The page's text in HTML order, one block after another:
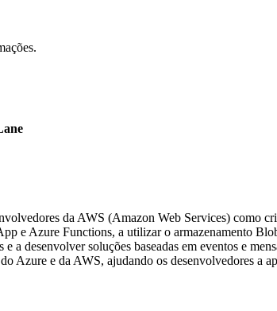
da AWS (Amazon Web Services)
e Azure Functions, a utilizar o armazenamento
a desenvolver soluções baseadas em eventos e
Azure e da AWS, ajudando os desenvolvedores a